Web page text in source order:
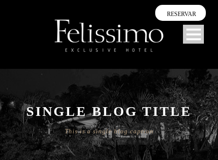
SINGLE BLOG TITLE
This is a single blog caption
RESERVAR